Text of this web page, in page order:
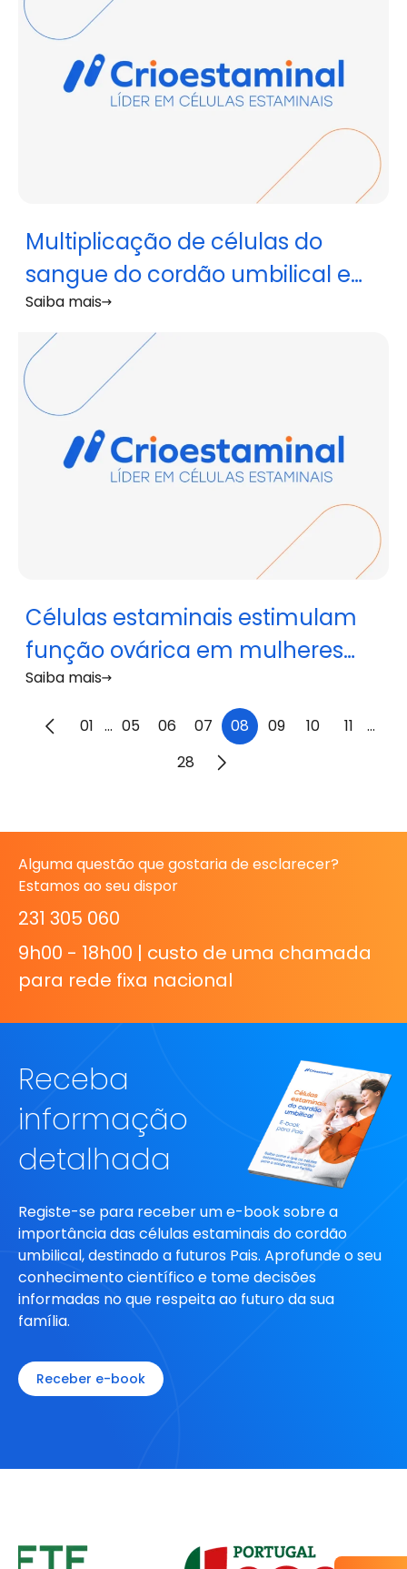
Multiplicação de células do
sangue do cordão umbilical em
laboratório permite aumentar
número de células
transplantadas
Saiba mais
Células estaminais estimulam
função ovárica em mulheres
com insuficiência ovárica
prematura
Saiba mais
01 ... 05 06 07 08 09 10 11
...
28
Alguma questão que gostaria de esclarecer?
Estamos ao seu dispor
231 305 060
9h00 - 18h00 | custo de uma chamada
para rede fixa nacional
Receba
informação
detalhada
Registe-se para receber um e-book sobre a
importância das células estaminais do cordão
umbilical, destinado a futuros Pais. Aprofunde o seu
conhecimento científico e tome decisões
informadas no que respeita ao futuro da sua
família.
Receber e-book